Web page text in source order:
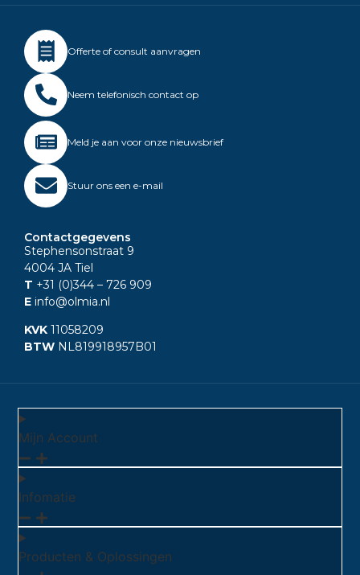
Offerte of consult aanvragen
Neem telefonisch contact op
Meld je aan voor onze nieuwsbrief
Stuur ons een e-mail
Contactgegevens
Stephensonstraat 9
4004 JA Tiel
T +31 (0)344 – 726 909
E info@olmia.nl
KVK 11058209
BTW NL819918957B01
Mijn Account
Infomatie
Producten & Oplossingen